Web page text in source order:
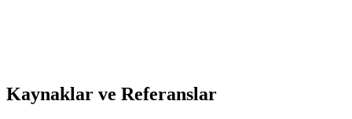
Kaynaklar ve Referanslar